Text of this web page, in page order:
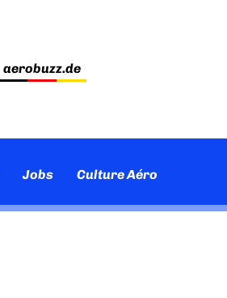
aerobuzz.de
Jobs Culture Aéro